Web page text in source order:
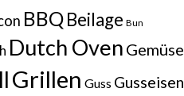
BBQBeilage Bun
Dutch Oven Gemüse
Grillen Guss Gusseisen